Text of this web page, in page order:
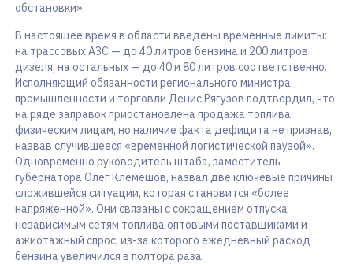
обстановки».
В настоящее время в области введены временные лимиты:
на трассовых АЗС — до 40 литров бензина и 200 литров
дизеля, на остальных — до 40 и 80 литров соответственно.
Исполняющий обязанности регионального министра
промышленности и торговли Денис Рягузов подтвердил, что
на ряде заправок приостановлена продажа топлива
физическим лицам, но наличие факта дефицита не признав,
назвав случившееся «временной логистической паузой».
Одновременно руководитель штаба, заместитель
губернатора Олег Клемешов, назвал две ключевые причины
сложившейся ситуации, которая становится «более
напряженной». Они связаны с сокращением отпуска
независимым сетям топлива оптовыми поставщиками и
ажиотажный спрос, из-за которого ежедневный расход
бензина увеличился в полтора раза.